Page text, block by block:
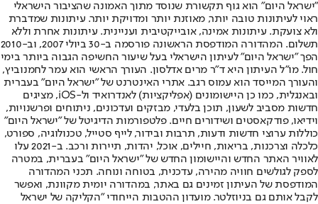
"ישראל היום" הוא גוף תקשורת שנוסד מתוך האמונה שהציבור הישראלי
ראוי לעיתונות טובה יותר, מאוזנת יותר ומדויקת יותר. עיתונות שמדברת
ולא צועקת. עיתונות אמינה, אובייקטיבית ועניינית. עיתונות אחרת וללא
תשלום. המהדורה המודפסת הראשונה פורסמה ב-30 ביולי 2007, וב-2010
הפך "ישראל היום" לעיתון הישראלי בעל שיעור החשיפה הגבוה ביותר בימי
חול. מו"ל העיתון היא ד"ר מרים אדלסון. העורך הראשי הוא עמר לחמנוביץ,
והעורך המייסד הוא עמוס רגב. אתרי האינטרנט של "ישראל היום" בעברית
ובאנגלית, כמו כן היישומונים (אפליקציות) לאנדרואיד ול-iOS, מציגים
חדשות מסביב לשעון, תוכן בלעדי, מבזקים ועדכונים, ניתוחים ופרשנויות,
וידיאו, פודקאסטים ושידורים חיים. פלטפורמות הדיגיטל של "ישראל היום"
כוללות ערוצי חדשות ודעות, תרבות ובידור, לייף סטייל, טכנולוגיה, ספורט,
כלכלה וצרכנות, בריאות, חיילים, אוכל, יהדות, תיירות ורכב. ב-2021 עלו
לאוויר האתר החדש והיישומון החדש של "ישראל היום" בעברית, במטרה
לספק לגולשים חוויה מהירה, עדכנית, בטוחה ונוחה. תכני המהדורה
המודפסת של העיתון זמינים גם באתר, במהדורה יומית מקוונת, ואפשר
לקבל אותם גם בניוזלטר. מועדון ההטבות הייחודי "הקליקה של ישראל